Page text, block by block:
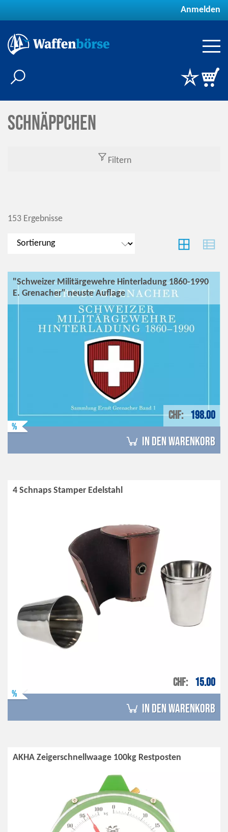
Anmelden
Schnäppchen
Filtern
153 Ergebnisse
%
"Schweizer Militärgewehre Hinterladung 1860-1990
E. Grenacher" neuste Auflage
CHF 198.00
in den Warenkorb
%
4 Schnaps Stamper Edelstahl
CHF 15.00
in den Warenkorb
AKHA Zeigerschnellwaage 100kg Restposten